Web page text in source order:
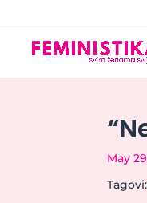
May
Tagovi: